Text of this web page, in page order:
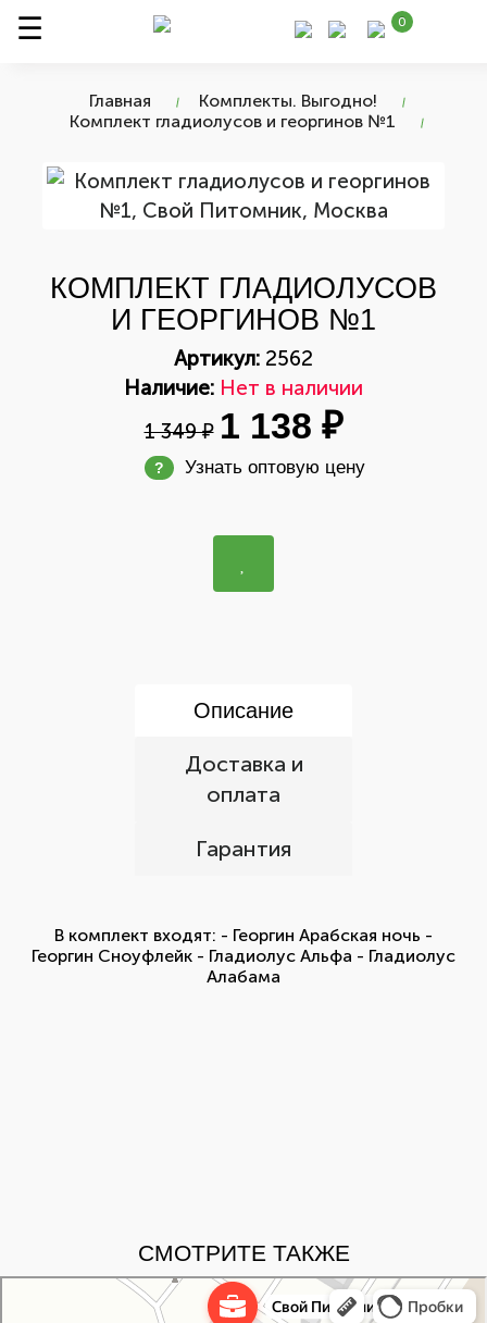
0
Главная
Комплекты. Выгодно!
Комплект гладиолусов и георгинов №1
КОМПЛЕКТ ГЛАДИОЛУСОВ
И ГЕОРГИНОВ №1
Артикул: 2562
Наличие: Нет в наличии
1 349 ₽ 1 138 ₽
? Узнать оптовую цену
Описание
Доставка и
оплата
Гарантия
В комплект входят: - Георгин Арабская ночь -
Георгин Сноуфлейк - Гладиолус Альфа - Гладиолус
Алабама
СМОТРИТЕ ТАКЖЕ
Питомник растений в Москве
Садовый центр в Москве